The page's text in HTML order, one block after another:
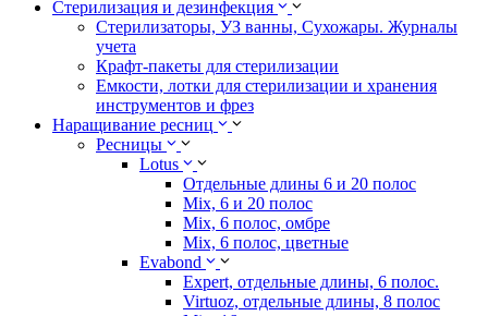
Стерилизация и дезинфекция
Стерилизаторы, УЗ ванны, Сухожары. Журналы
учета
Крафт-пакеты для стерилизации
Емкости, лотки для стерилизации и хранения
инструментов и фрез
Наращивание ресниц
Ресницы
Lotus
Отдельные длины 6 и 20 полос
Mix, 6 и 20 полос
Mix, 6 полос, омбре
Mix, 6 полос, цветные
Evabond
Expert, отдельные длины, 6 полос.
Virtuoz, отдельные длины, 8 полос